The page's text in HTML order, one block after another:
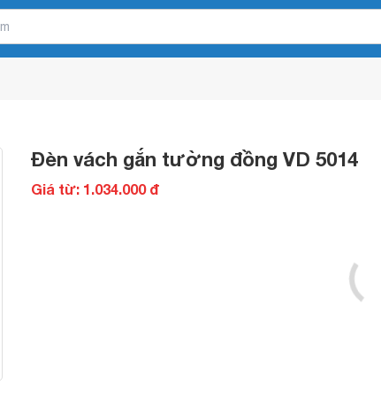
Đèn vách gắn tường đồng VD 5014
Giá từ: 1.034.000 đ